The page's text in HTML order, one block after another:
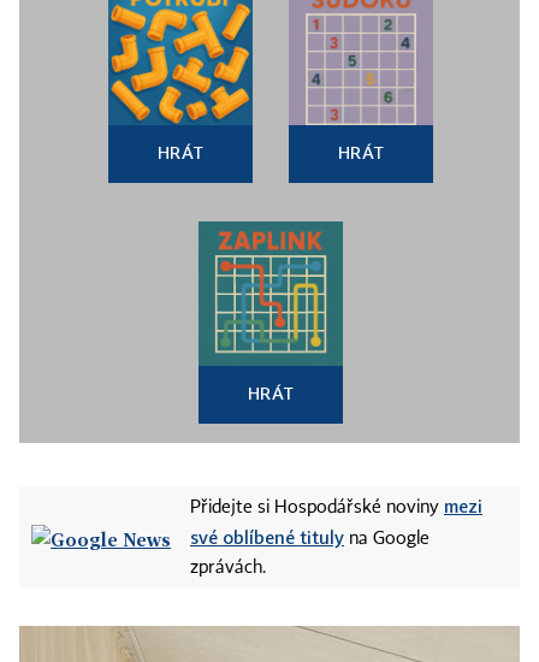
HRÁT HRÁT
HRÁT
Přidejte si Hospodářské noviny mezi
své oblíbené tituly na Google
zprávách.